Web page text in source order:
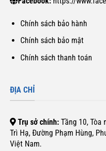
Chính sách bảo hành
Chính sách bảo mật
Chính sách thanh toán
ĐỊA CHỈ
Trụ sở chính: Tầng 10, Tòa
Trì Hạ, Đường Phạm Hùng,
Việt Nam.